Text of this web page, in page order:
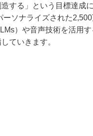
する」という目標達成
ソナライズされた
）や音声技術を活用す
ていきます。